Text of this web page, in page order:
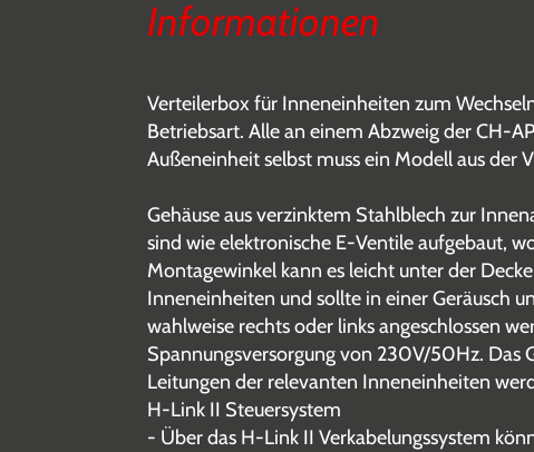
Informationen
Verteilerbox für Inneneinheiten zum
Betriebsart. Alle an einem Abzweig der CH-
Außeneinheit selbst muss ein Modell aus der
Gehäuse aus verzinktem Stahlblech zur
sind wie elektronische E-Ventile aufgebaut,
Montagewinkel kann es leicht unter der
Inneneinheiten und sollte in einer Geräusch
wahlweise rechts oder links angeschlossen
Spannungsversorgung von 230V/50Hz. Das
Leitungen der relevanten Inneneinheiten
H-Link II Steuersystem
- Über das H-Link II Verkabelungssystem